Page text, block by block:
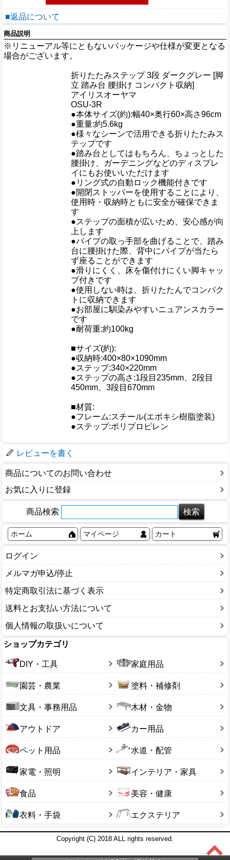
■返品について
商品説明
※リニューアル等にともないパッケージや仕様が変更となる
場合がございます。
折りたたみステップ 3段 ダークグレー [脚
立 踏み台 腰掛け コンパクト収納]
アイリスオーヤマ
OSU-3R
●本体サイズ(約):幅40×奥行60×高さ96cm
●重量:約5.6kg
●様々なシーンで活用できる折りたたみス
テップです
●踏み台としてはもちろん、ちょっとした
腰掛け、ガーデニングなどのディスプレ
イにもお使いいただけます
●リング式の自動ロック機能付きです
●開閉ストッパーを使用することにより、
使用時・収納時ともに安全が確保できま
す
●ステップの面積が広いため、安心感が向
上します
●パイプの取っ手部を曲げることで、踏み
台に腰掛けた際、背中にパイプが当たら
ず座ることができます
●滑りにくく、床を傷付けにくい脚キャッ
プ付きです
●使用しない時は、折りたたんでコンパク
トに収納できます
●お部屋に馴染みやすいニュアンスカラー
です
●耐荷重:約100kg
■サイズ(約):
●収納時:400×80×1090mm
●ステップ:340×220mm
●ステップの高さ:1段目235mm、2段目
450mm、3段目670mm
■材質:
●フレーム:スチール(エポキシ樹脂塗装)
●ステップ:ポリプロピレン
レビューを書く
商品についてのお問い合わせ
お気に入りに登録
商品検索
ホーム マイページ カート
ログイン
メルマガ申込/停止
特定商取引法に基づく表示
送料とお支払い方法について
個人情報の取扱いについて
ショップカテゴリ
DIY・工具 家庭用品
園芸・農業 塗料・補修剤
文具・事務用品 木材・金物
アウトドア カー用品
ペット用品 水道・配管
家電・照明 インテリア・家具
食品 美容・健康
衣料・手袋 エクステリア
Copyright (C) 2018 ALL rights reserved.